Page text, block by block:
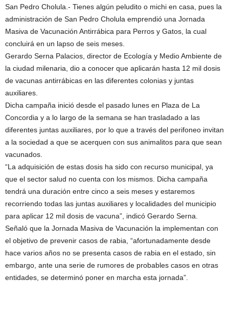
San Pedro Cholula.- Tienes algún peludito o michi en casa, pues la
administración de San Pedro Cholula emprendió una Jornada
Masiva de Vacunación Antirrábica para Perros y Gatos, la cual
concluirá en un lapso de seis meses.
Gerardo Serna Palacios, director de Ecología y Medio Ambiente de
la ciudad milenaria, dio a conocer que aplicarán hasta 12 mil dosis
de vacunas antirrábicas en las diferentes colonias y juntas
auxiliares.
Dicha campaña inició desde el pasado lunes en Plaza de La
Concordia y a lo largo de la semana se han trasladado a las
diferentes juntas auxiliares, por lo que a través del perifoneo invitan
a la sociedad a que se acerquen con sus animalitos para que sean
vacunados.
“La adquisición de estas dosis ha sido con recurso municipal, ya
que el sector salud no cuenta con los mismos. Dicha campaña
tendrá una duración entre cinco a seis meses y estaremos
recorriendo todas las juntas auxiliares y localidades del municipio
para aplicar 12 mil dosis de vacuna”, indicó Gerardo Serna.
Señaló que la Jornada Masiva de Vacunación la implementan con
el objetivo de prevenir casos de rabia, “afortunadamente desde
hace varios años no se presenta casos de rabia en el estado, sin
embargo, ante una serie de rumores de probables casos en otras
entidades, se determinó poner en marcha esta jornada”.